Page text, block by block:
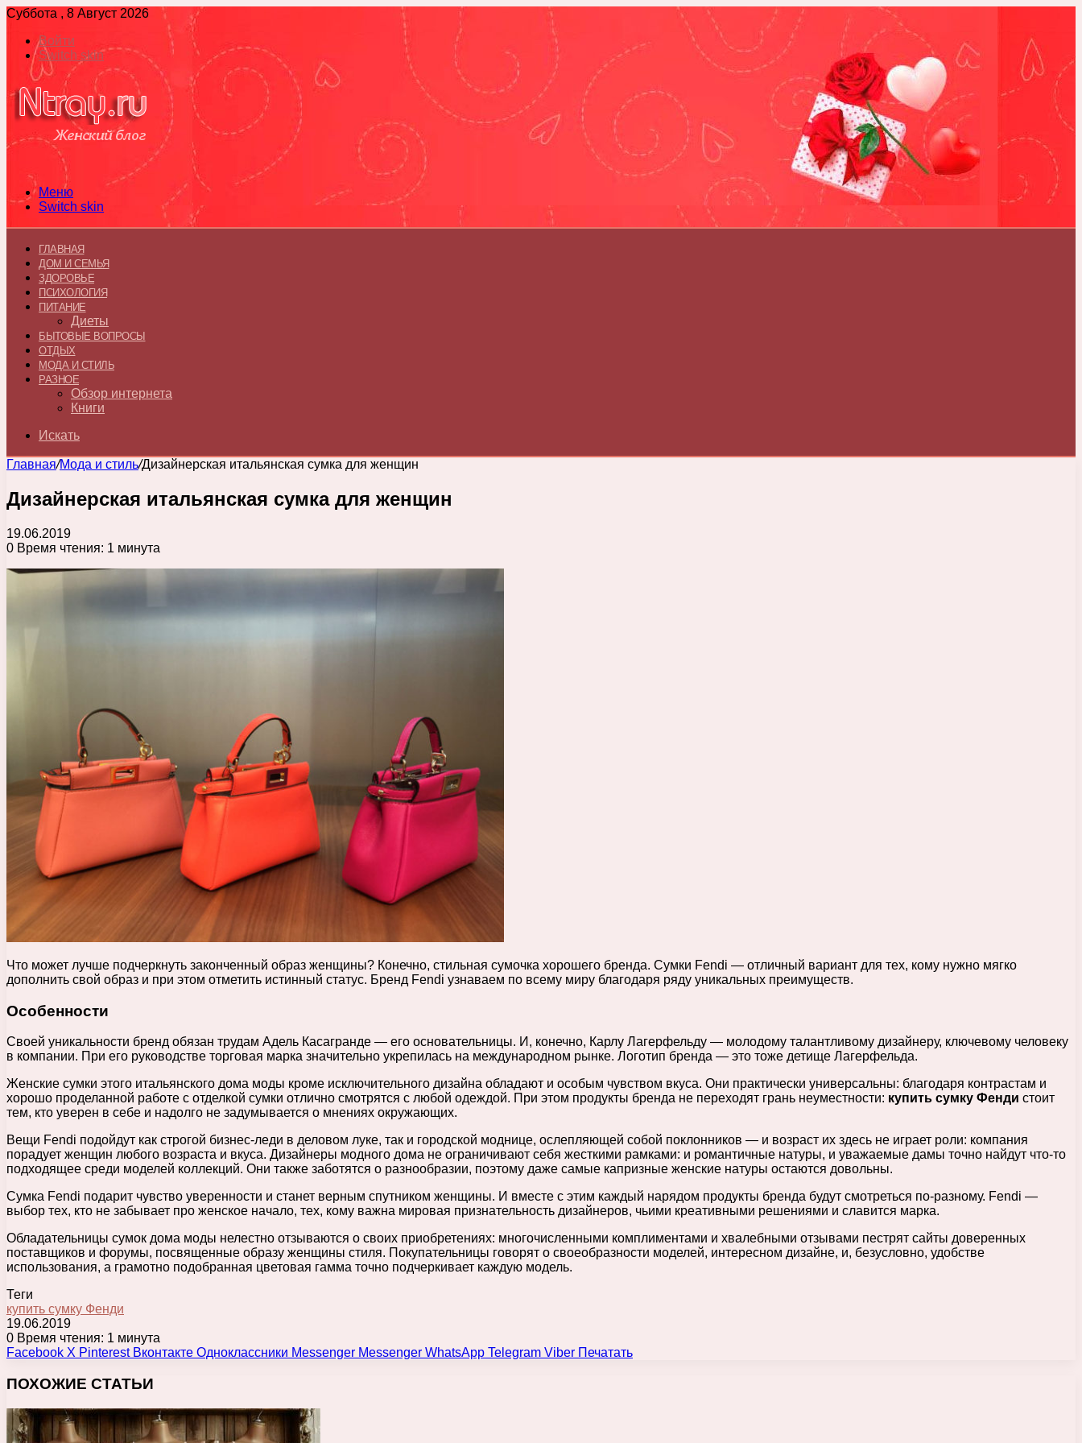
Суббота , 8 Август 2026
Войти
Switch skin
Меню
Switch skin
ГЛАВНАЯ
ДОМ И СЕМЬЯ
ЗДОРОВЬЕ
ПСИХОЛОГИЯ
ПИТАНИЕ
Диеты
БЫТОВЫЕ ВОПРОСЫ
ОТДЫХ
МОДА И СТИЛЬ
РАЗНОЕ
Обзор интернета
Книги
Искать
Главная/Мода и стиль/Дизайнерская итальянская сумка для женщин
Дизайнерская итальянская сумка для женщин
19.06.2019
0 Время чтения: 1 минута
Что может лучше подчеркнуть законченный образ женщины? Конечно, стильная сумочка хорошего бренда. Сумки Fendi — отличный вариант для тех, кому нужно мягко
дополнить свой образ и при этом отметить истинный статус. Бренд Fendi узнаваем по всему миру благодаря ряду уникальных преимуществ.
Особенности
Своей уникальности бренд обязан трудам Адель Касагранде — его основательницы. И, конечно, Карлу Лагерфельду — молодому талантливому дизайнеру, ключевому человеку
в компании. При его руководстве торговая марка значительно укрепилась на международном рынке. Логотип бренда — это тоже детище Лагерфельда.
Женские сумки этого итальянского дома моды кроме исключительного дизайна обладают и особым чувством вкуса. Они практически универсальны: благодаря контрастам и
хорошо проделанной работе с отделкой сумки отлично смотрятся с любой одеждой. При этом продукты бренда не переходят грань неуместности: купить сумку Фенди стоит
тем, кто уверен в себе и надолго не задумывается о мнениях окружающих.
Вещи Fendi подойдут как строгой бизнес-леди в деловом луке, так и городской моднице, ослепляющей собой поклонников — и возраст их здесь не играет роли: компания
порадует женщин любого возраста и вкуса. Дизайнеры модного дома не ограничивают себя жесткими рамками: и романтичные натуры, и уважаемые дамы точно найдут что-то
подходящее среди моделей коллекций. Они также заботятся о разнообразии, поэтому даже самые капризные женские натуры остаются довольны.
Сумка Fendi подарит чувство уверенности и станет верным спутником женщины. И вместе с этим каждый нарядом продукты бренда будут смотреться по-разному. Fendi —
выбор тех, кто не забывает про женское начало, тех, кому важна мировая признательность дизайнеров, чьими креативными решениями и славится марка.
Обладательницы сумок дома моды нелестно отзываются о своих приобретениях: многочисленными комплиментами и хвалебными отзывами пестрят сайты доверенных
поставщиков и форумы, посвященные образу женщины стиля. Покупательницы говорят о своеобразности моделей, интересном дизайне, и, безусловно, удобстве
использования, а грамотно подобранная цветовая гамма точно подчеркивает каждую модель.
Теги
купить сумку Фенди
19.06.2019
0 Время чтения: 1 минута
Facebook X Pinterest Вконтакте Одноклассники Messenger Messenger WhatsApp Telegram Viber Печатать
ПОХОЖИЕ СТАТЬИ